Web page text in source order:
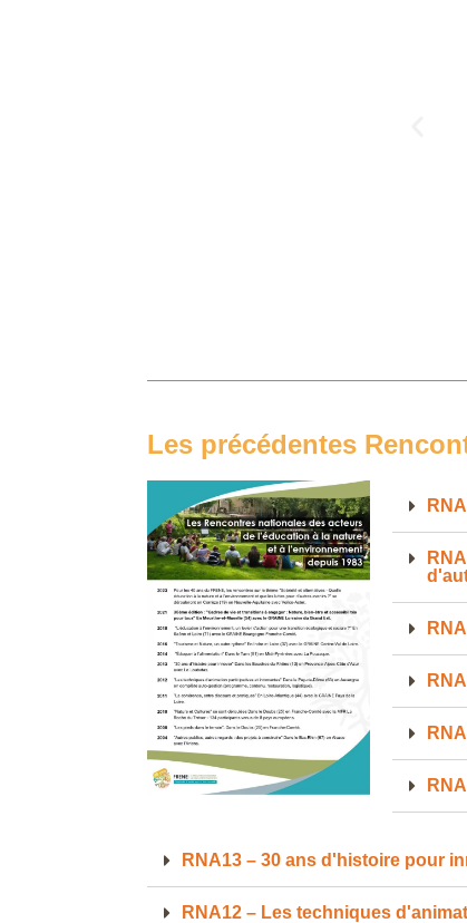
Les précédentes
RNA13 – 30 ans d'histoire pour
RNA12 – Les techniques